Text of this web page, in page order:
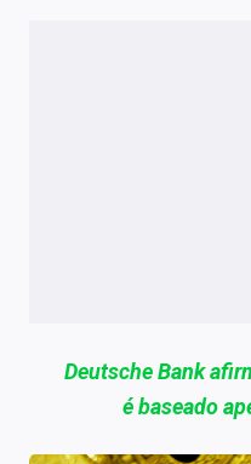
Deutsche Bank
é baseado